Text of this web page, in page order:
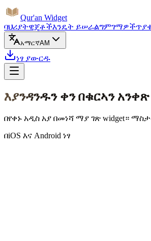
Qur'an Widget
ባህሪያትዊጄቶችእንዴት ይሠራልግምገማዎች
አማርኛAM
ነፃ ያውርዱ
እያንዳንዱን ቀን በቁርኣን
በየቀኑ አዲስ አያ በመነሻ ማያ ገጽ widget።
በiOS እና Android ነፃ